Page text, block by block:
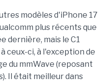
modèles d'iPhone 17
plus récents que
dernière, mais le C1
à ceux-ci, à l'exception de
du mmWave (reposant
Il était meilleur dans